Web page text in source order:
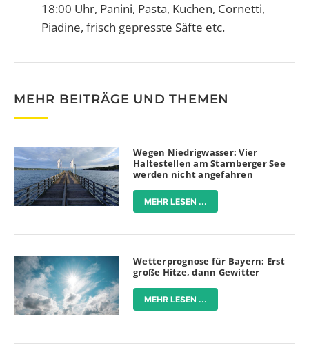
18:00 Uhr, Panini, Pasta, Kuchen, Cornetti,
Piadine, frisch gepresste Säfte etc.
MEHR BEITRÄGE UND THEMEN
Wegen Niedrigwasser: Vier
Haltestellen am Starnberger See
werden nicht angefahren
MEHR LESEN ...
Wetterprognose für Bayern: Erst
große Hitze, dann Gewitter
MEHR LESEN ...